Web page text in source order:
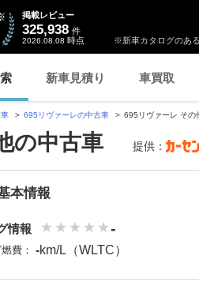
※新車カタログのあ
掲載レビュー
325,938 件
2026.08.08 時点
新車見積り 車買取
695リヴァーレの中古車 695リヴァーレ その
の中古車 提供：
本情報
情報 -
費： -km/L（WLTC）